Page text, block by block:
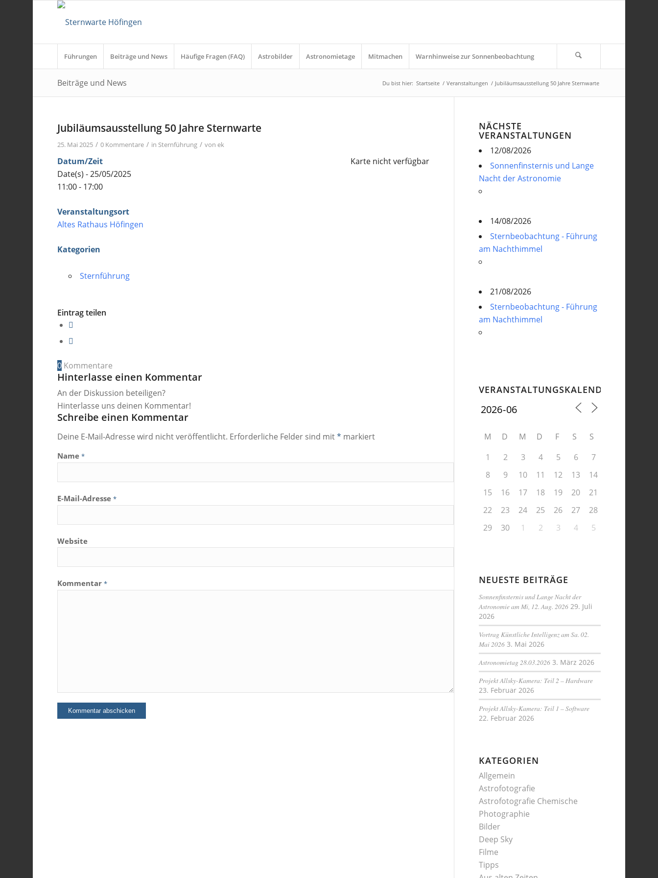
Führungen Beiträge und News Häufige Fragen (FAQ) Astrobilder Astronomietage Mitmachen Warnhinweise zur Sonnenbeobachtung
Beiträge und News Du bist hier: Startseite / Veranstaltungen / Jubiläumsausstellung 50 Jahre Sternwarte
Jubiläumsausstellung 50 Jahre Sternwarte
25. Mai 2025 / 0 Kommentare / in Sternführung / vonek
Karte nicht verfügbar
Datum/Zeit
Date(s) - 25/05/2025
11:00 - 17:00
Veranstaltungsort
Altes Rathaus Höfingen
Kategorien
Sternführung
Eintrag teilen
0 Kommentare
Hinterlasse einen Kommentar
An der Diskussion beteiligen?
Hinterlasse uns deinen Kommentar!
Schreibe einen Kommentar
Deine E-Mail-Adresse wird nicht veröffentlicht. Erforderliche Felder sind mit* markiert
Name*
E-Mail-Adresse*
Website
Kommentar*
NÄCHSTE
VERANSTALTUNGEN
12/08/2026
Sonnenfinsternis und Lange
Nacht der Astronomie
14/08/2026
Sternbeobachtung - Führung
am Nachthimmel
21/08/2026
Sternbeobachtung - Führung
am Nachthimmel
VERANSTALTUNGSKALENDER
M D M D F S
S
1
2 3 4 5 6
7
8
9 10 11 12 13
14
15
16 17 18 19 20
21
22
23 24 25 26 27
28
29
30 1 2 3 4 5
NEUESTE BEITRÄGE
Sonnenfinsternis und Lange Nacht der
Astronomie am Mi, 12. Aug. 2026 29. Juli
2026
Vortrag Künstliche Intelligenz am Sa. 02.
Mai 2026 3. Mai 2026
Astronomietag 28.03.2026 3. März 2026
Projekt Allsky-Kamera: Teil 2 – Hardware
23. Februar 2026
Projekt Allsky-Kamera: Teil 1 – Software
22. Februar 2026
KATEGORIEN
Allgemein
Astrofotografie
Astrofotografie Chemische
Photographie
Bilder
Deep Sky
Filme
Tipps